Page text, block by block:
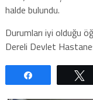
halde bulundu.
Durumları iyi olduğu
Dereli Devlet